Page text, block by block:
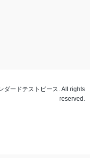
ダードテストピース. All rights
reserved.